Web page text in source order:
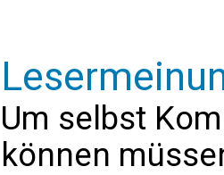
Um selbst
können